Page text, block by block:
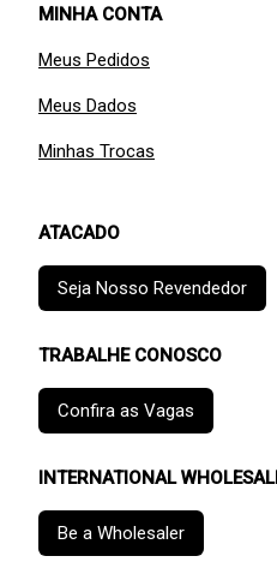
MINHA CONTA
Meus Pedidos
Meus Dados
Minhas Trocas
ATACADO
Seja Nosso Revendedor
TRABALHE CONOSCO
Confira as Vagas
INTERNATIONAL
Be a Wholesaler